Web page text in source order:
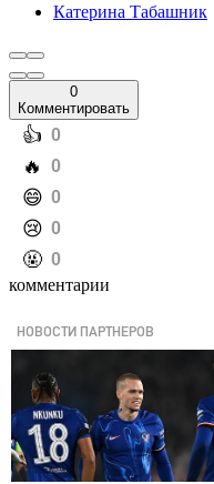
Катерина Табашник
0
Комментировать
️👍 0
️🔥 0
️😄 0
️😢 0
️🤬 0
комментарии